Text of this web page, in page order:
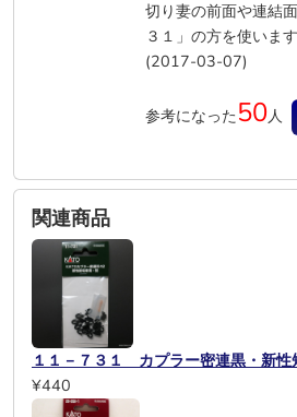
切り妻の前面や連結
３１」の方を使いま
(2017-03-07)
参考になった 50人
関連商品
１１－７３１ カプラー密連黒・新性
¥440